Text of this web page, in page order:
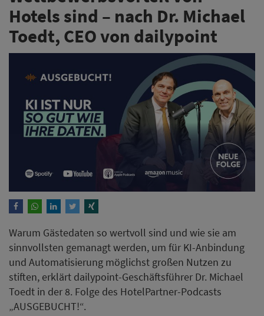
Hotels sind – nach Dr. Michael
Toedt, CEO von dailypoint
Warum Gästedaten so wertvoll sind und wie sie am
sinnvollsten gemanagt werden, um für KI-Anbindung
und Automatisierung möglichst großen Nutzen zu
stiften, erklärt dailypoint-Geschäftsführer Dr. Michael
Toedt in der 8. Folge des HotelPartner-Podcasts
„AUSGEBUCHT!“.